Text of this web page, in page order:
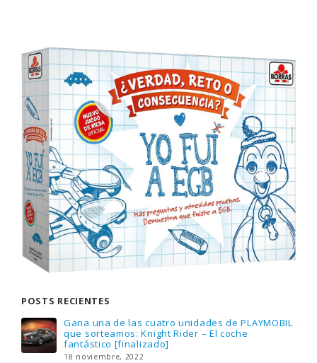
POSTS RECIENTES
Gana una de las cuatro unidades de PLAYMOBIL
que sorteamos: Knight Rider – El coche
fantástico [finalizado]
18 noviembre, 2022